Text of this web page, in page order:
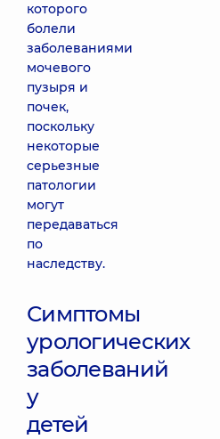
которого
болели
заболеваниями
мочевого
пузыря и
почек,
поскольку
некоторые
серьезные
патологии
могут
передаваться
по
наследству.
Симптомы
урологических
заболеваний
у
детей